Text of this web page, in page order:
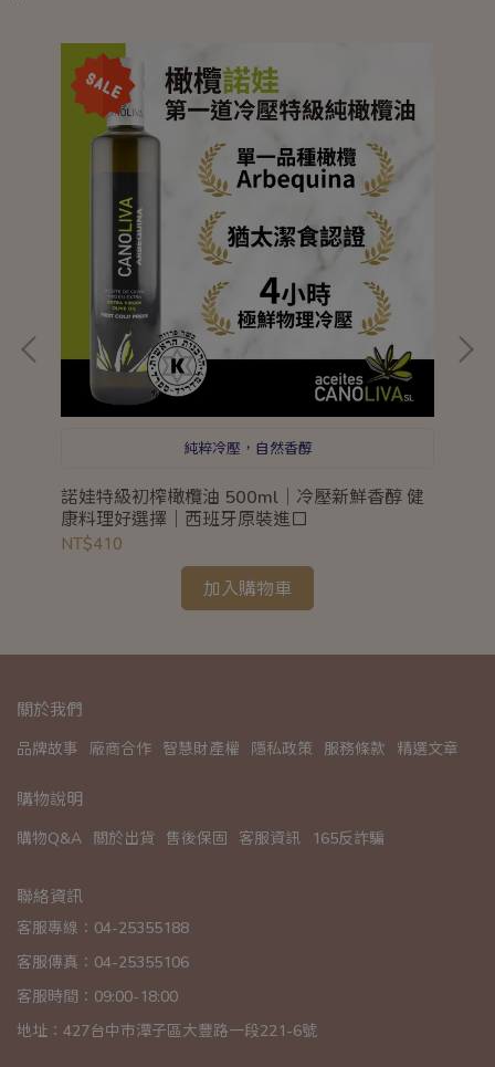
純粹冷壓，自然香醇
諾娃特級初榨橄欖油 500ml｜冷壓新鮮香醇 健
康料理好選擇｜西班牙原裝進口
NT$410
加入購物車
關於我們
品牌故事 廠商合作 智慧財產權 隱私政策 服務條款 精選文章
購物說明
購物Q&A 關於出貨 售後保固 客服資訊 165反詐騙
聯絡資訊
客服專線：04-25355188
客服傳真：04-25355106
客服時間：09:00-18:00
地址：427台中市潭子區大豐路一段221-6號